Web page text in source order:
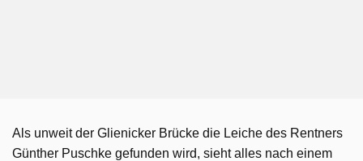
Als unweit der Glienicker Brücke die Leiche des Rentners
Günther Puschke gefunden wird, sieht alles nach einem